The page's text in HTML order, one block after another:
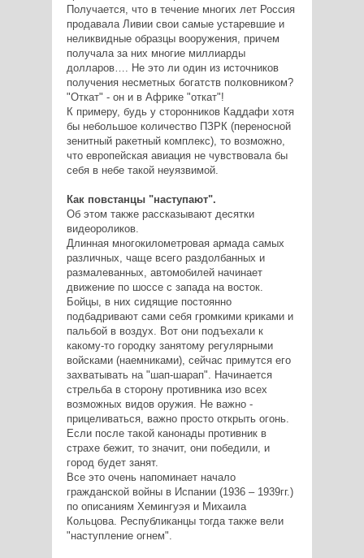
Получается, что в течение многих лет Россия
продавала Ливии свои самые устаревшие и
неликвидные образцы вооружения, причем
получала за них многие миллиарды
долларов…. Не это ли один из источников
получения несметных богатств полковником?
"Откат" - он и в Африке "откат"!
К примеру, будь у сторонников Каддафи хотя
бы небольшое количество ПЗРК (переносной
зенитный ракетный комплекс), то возможно,
что европейская авиация не чувствовала бы
себя в небе такой неуязвимой.
Как повстанцы "наступают".
Об этом также рассказывают десятки
видеороликов.
Длинная многокилометровая армада самых
различных, чаще всего раздолбанных и
размалеванных, автомобилей начинает
движение по шоссе с запада на восток.
Бойцы, в них сидящие постоянно
подбадривают сами себя громкими криками и
пальбой в воздух. Вот они подъехали к
какому-то городку занятому регулярными
войсками (наемниками), сейчас примутся его
захватывать на "шап-шарап". Начинается
стрельба в сторону противника изо всех
возможных видов оружия. Не важно -
прицеливаться, важно просто открыть огонь.
Если после такой канонады противник в
страхе бежит, то значит, они победили, и
город будет занят.
Все это очень напоминает начало
гражданской войны в Испании (1936 – 1939гг.)
по описаниям Хемингуэя и Михаила
Кольцова. Республиканцы тогда также вели
"наступление огнем".